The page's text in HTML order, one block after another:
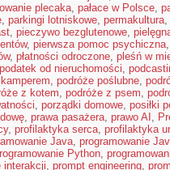
plecaka, pałace w Polsce,
, parkingi lotniskowe, permakultura,
, pieczywo bezglutenowe,
, pierwsza pomoc psychiczna
, płatności odroczone, pleśń w
podatek od nieruchomości,
, podróże poślubne,
z kotem, podróże z psem,
, porządki domowe, posiłki
, prawa pasażera, prawo AI ,
, profilaktyka serca, profilaktyka
Java, programowanie
Python,
interakcji, prompt engineering,